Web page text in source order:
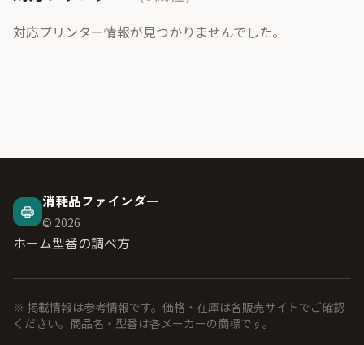
対応プリンター情報が見つかりませんでした。
消耗品ファインダー
© 2026
ホーム型番の調べ方
※ 掲載情報は参考情報です。価格・在庫は各販売サイトでご確認
ください。商品名・型番は各メーカーの商標です。